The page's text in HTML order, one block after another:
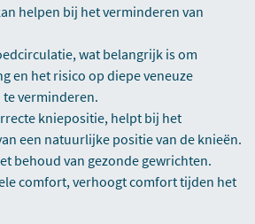
helpen bij het verminderen van
wat belangrijk is om
en het risico op diepe veneuze
te verminderen.
kniepositie, helpt bij het
een natuurlijke positie van de knieën.
behoud van gezonde gewrichten.
comfort, verhoogt comfort tijden het